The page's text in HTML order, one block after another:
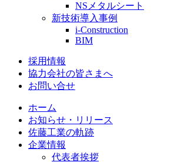
NSメタルシート
新技術導入事例
i-Construction
BIM
採用情報
協力会社の皆さまへ
お問い合せ
ホーム
お知らせ・リリース
佐藤工業の軌跡
企業情報
代表者挨拶